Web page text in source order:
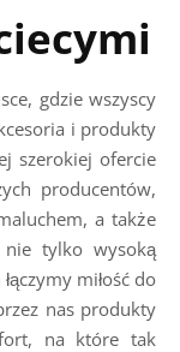
gdzie wszyscy
i produkty
szerokiej ofercie
producentów,
a także
tylko wysoką
miłość do
nas produkty
na które tak